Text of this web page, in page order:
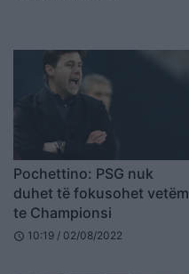
Pochettino: PSG nuk
duhet të fokusohet vetëm
te Championsi
schedule 10:19 / 02/08/2022